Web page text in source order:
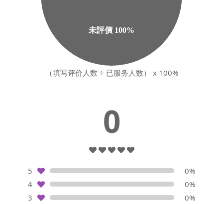
（填写评价人数 ÷ 已服务人数） x 100%
0
5
0%
4
0%
3
0%